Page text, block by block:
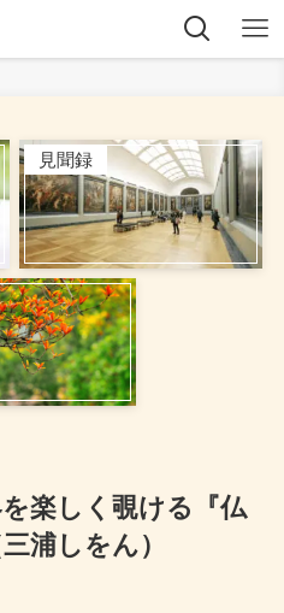
見聞録
楽しく覗ける『仏
浦しをん）